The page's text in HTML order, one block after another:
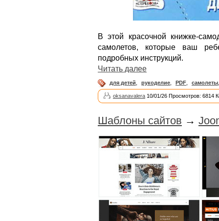
В этой красочной книжке-
самолетов, которые ваш
подробных инструкций.
Читать далее
для детей рукоделие PDF самолеты
oksanavalera 10/01/26 Просмотров: 6814
Шаблоны сайтов →